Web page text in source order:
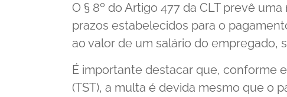
O § 8º do Artigo 477 da CLT prevê
prazos estabelecidos para o
ao valor de um salário do empregado,
É importante destacar que, conforme
(TST), a multa é devida mesmo que o